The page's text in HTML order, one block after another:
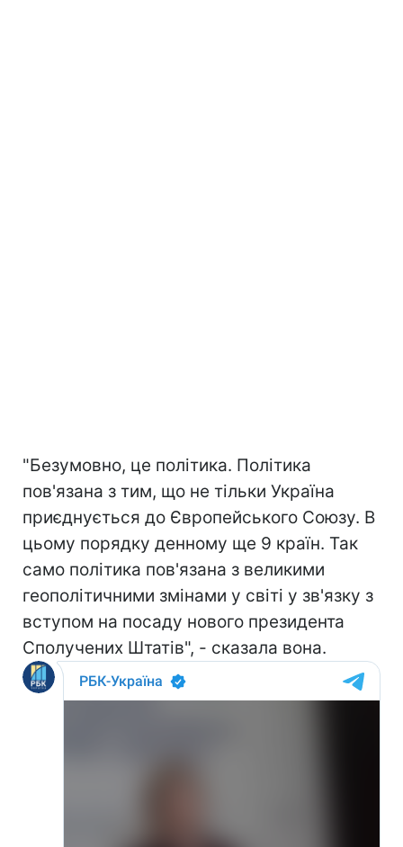
"Безумовно, це політика. Політика
пов'язана з тим, що не тільки Україна
приєднується до Європейського Союзу. В
цьому порядку денному ще 9 країн. Так
само політика пов'язана з великими
геополітичними змінами у світі у зв'язку з
вступом на посаду нового президента
Сполучених Штатів", - сказала вона.